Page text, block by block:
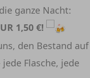
ganze Nacht:
1,50 €!
den Bestand
Flasche, jede